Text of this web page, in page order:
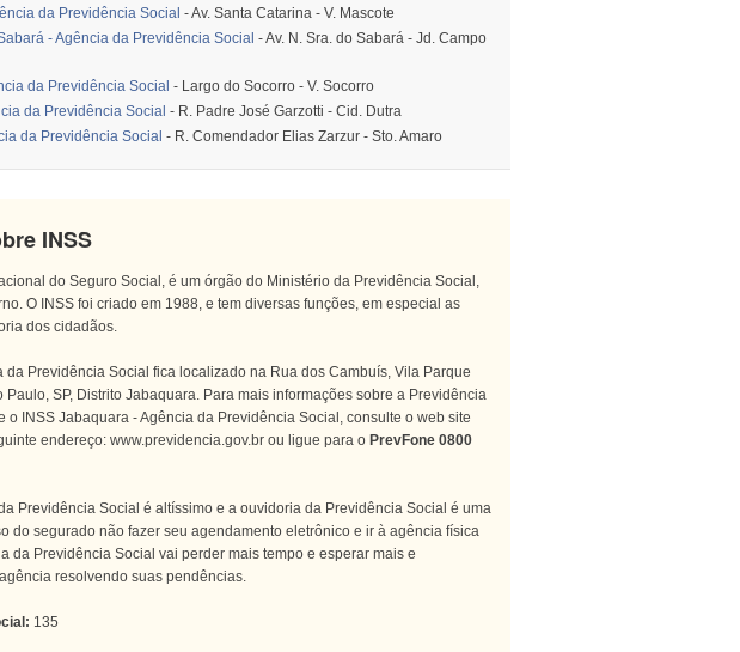
da Previdência Social - Av. Santa Catarina - V. Mascote
- Agência da Previdência Social - Av. N. Sra. do Sabará - Jd. Campo
da Previdência Social - Largo do Socorro - V. Socorro
da Previdência Social - R. Padre José Garzotti - Cid. Dutra
da Previdência Social - R. Comendador Elias Zarzur - Sto. Amaro
INSS
do Seguro Social, é um órgão do Ministério da Previdência Social,
O INSS foi criado em 1988, e tem diversas funções, em especial as
dos cidadãos.
da Previdência Social fica localizado na Rua dos Cambuís, Vila Parque
SP, Distrito Jabaquara. Para mais informações sobre a Previdência
o INSS Jabaquara - Agência da Previdência Social, consulte o web site
endereço: www.previdencia.gov.br ou ligue para o PrevFone 0800
Previdência Social é altíssimo e a ouvidoria da Previdência Social é uma
do segurado não fazer seu agendamento eletrônico e ir à agência física
da Previdência Social vai perder mais tempo e esperar mais e
resolvendo suas pendências.
135